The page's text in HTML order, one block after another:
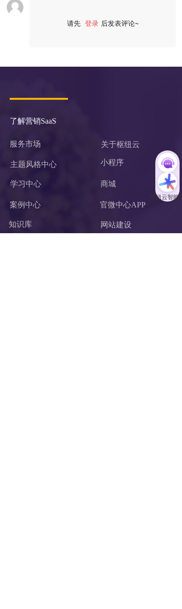
请先 登录 后发表评论~
了解营销SaaS
关于枢纽云
服务市场
主题风格中心 小程序
学习中心 商城
案例中心 官微中心APP
知识库 网站建设